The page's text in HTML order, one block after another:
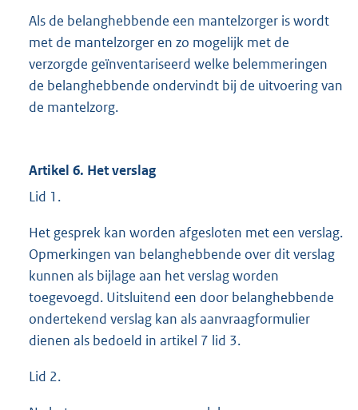
Als de belanghebbende een mantelzorger is wordt
met de mantelzorger en zo mogelijk met de
verzorgde geïnventariseerd welke belemmeringen
de belanghebbende ondervindt bij de uitvoering van
de mantelzorg.
Artikel 6. Het verslag
Lid 1.
Het gesprek kan worden afgesloten met een verslag.
Opmerkingen van belanghebbende over dit verslag
kunnen als bijlage aan het verslag worden
toegevoegd. Uitsluitend een door belanghebbende
ondertekend verslag kan als aanvraagformulier
dienen als bedoeld in artikel 7 lid 3.
Lid 2.